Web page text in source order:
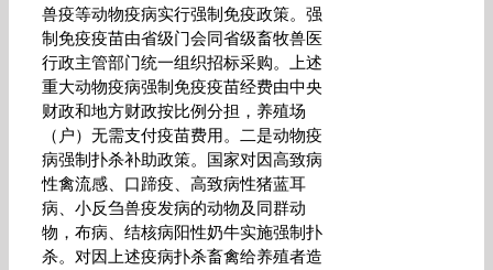
兽疫等动物疫病实行强制免疫政策。强
制免疫疫苗由省级门会同省级畜牧兽医
行政主管部门统一组织招标采购。上述
重大动物疫病强制免疫疫苗经费由中央
财政和地方财政按比例分担，养殖场
（户）无需支付疫苗费用。二是动物疫
病强制扑杀补助政策。国家对因高致病
性禽流感、口蹄疫、高致病性猪蓝耳
病、小反刍兽疫发病的动物及同群动
物，布病、结核病阳性奶牛实施强制扑
杀。对因上述疫病扑杀畜禽给养殖者造